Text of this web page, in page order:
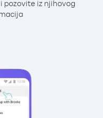
pozovite iz njihovog